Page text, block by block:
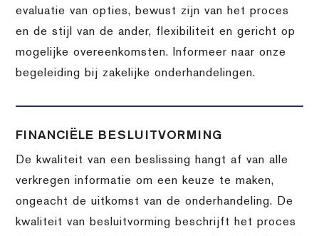
evaluatie van opties, bewust zijn van het proces
en de stijl van de ander, flexibiliteit en gericht op
mogelijke overeenkomsten. Informeer naar onze
begeleiding bij zakelijke onderhandelingen.
FINANCIËLE BESLUITVORMING
De kwaliteit van een beslissing hangt af van alle
verkregen informatie om een keuze te maken,
ongeacht de uitkomst van de onderhandeling. De
kwaliteit van besluitvorming beschrijft het proces